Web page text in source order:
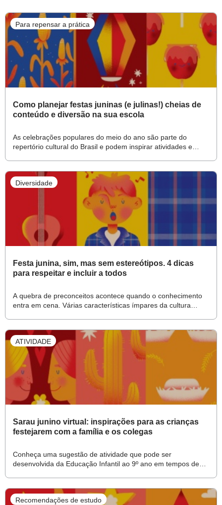
Para repensar a prática
Como planejar festas juninas (e julinas!) cheias de
conteúdo e diversão na sua escola
As celebrações populares do meio do ano são parte do
repertório cultural do Brasil e podem inspirar atividades e
Diversidade
Festa junina, sim, mas sem estereótipos. 4 dicas
para respeitar e incluir a todos
A quebra de preconceitos acontece quando o conhecimento
entra em cena. Várias características ímpares da cultura
ATIVIDADE
Sarau junino virtual: inspirações para as crianças
festejarem com a família e os colegas
Conheça uma sugestão de atividade que pode ser
desenvolvida da Educação Infantil ao 9º ano em tempos de
Recomendações de estudo